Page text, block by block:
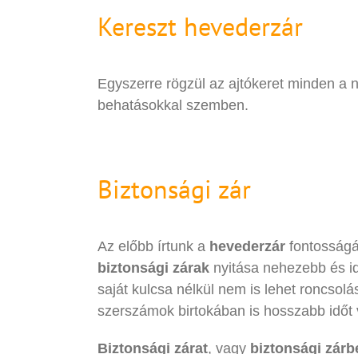
Kereszt hevederzár
Egyszerre rögzül az ajtókeret minden a
behatásokkal szemben.
Biztonsági zár
Az előbb írtunk a hevederzár
biztonsági zárak nyitása nehezebb és
saját kulcsa nélkül nem is lehet
szerszámok birtokában is hosszabb
Biztonsági zárat, vagy biztonsági